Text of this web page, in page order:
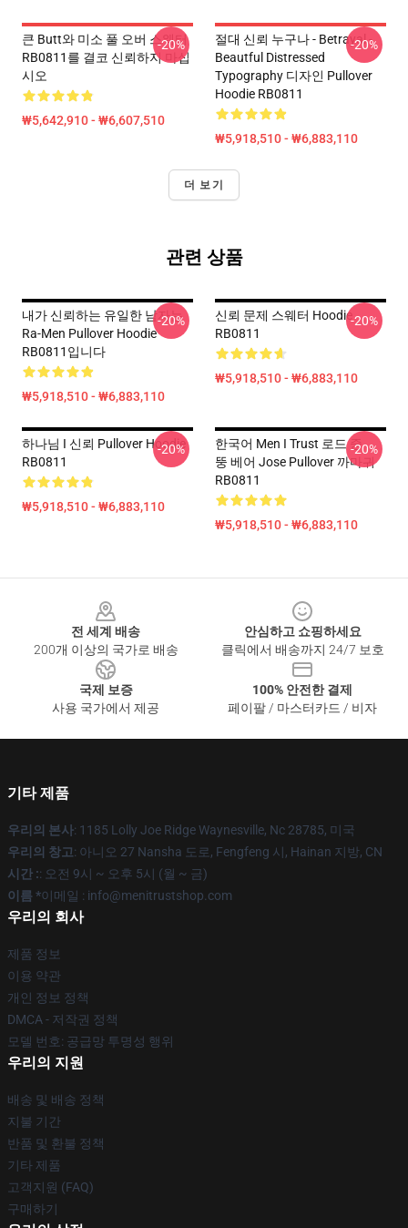
큰 Butt와 미소 풀 오버 스웨터
RB0811를 결코 신뢰하지 마십
시오
₩5,642,910 - ₩6,607,510
-20%
절대 신뢰 누구나 - Betrayal -
Beautful Distressed
Typography 디자인 Pullover
Hoodie RB0811
₩5,918,510 - ₩6,883,110
-20%
더 보기
관련 상품
내가 신뢰하는 유일한 남자는
Ra-Men Pullover Hoodie
RB0811입니다
₩5,918,510 - ₩6,883,110
-20%
신뢰 문제 스웨터 Hoodie
RB0811
₩5,918,510 - ₩6,883,110
-20%
하나님 I 신뢰 Pullover Hoodie
RB0811
₩5,918,510 - ₩6,883,110
-20%
한국어 Men I Trust 로드 중 ...
뚱 베어 Jose Pullover 까마귀
RB0811
₩5,918,510 - ₩6,883,110
-20%
전 세계 배송
200개 이상의 국가로 배송
안심하고 쇼핑하세요
클릭에서 배송까지 24/7 보호
국제 보증
사용 국가에서 제공
100% 안전한 결제
페이팔 / 마스터카드 / 비자
기타 제품
우리의 본사: 1185 Lolly Joe Ridge Waynesville, Nc 28785, 미국
우리의 창고: 아니오 27 Nansha 도로, Fengfeng 시, Hainan 지방, CN
시간 :: 오전 9시 ~ 오후 5시 (월 ~ 금)
이름 *이메일 : info@menitrustshop.com
우리의 회사
제품 정보
이용 약관
개인 정보 정책
DMCA - 저작권 정책
모델 번호: 공급망 투명성 행위
우리의 지원
배송 및 배송 정책
지불 기간
반품 및 환불 정책
기타 제품
고객지원 (FAQ)
구매하기